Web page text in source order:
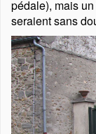
pédale), mais
seraient sans